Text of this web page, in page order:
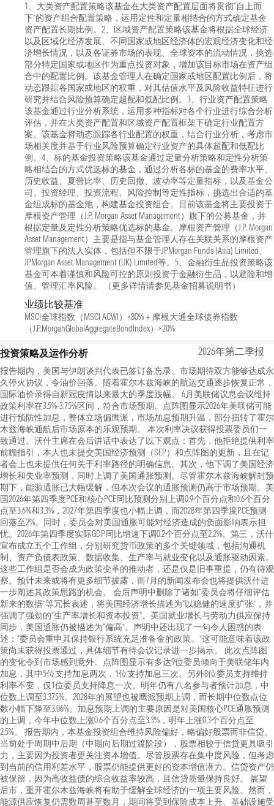
1、大类资产配置策略该基金在大类资产配置层面将贯彻“自上而
下”的资产组合配置策略，运用定性和定量相结合的方式确定基金
资产配置长期比例。2、区域资产配置策略该基金将根据全球经济
以及区域化经济发展、不同国家或地区经济体的宏观经济变化和经
济增长情况，以及各证券市场的表现、全球资本的流动情况，挑选
部分特定国家或地区作为重点投资对象，增加该目标市场在资产组
合中的配置比例。该基金管理人在确定国家或地区配置比例后，将
动态跟踪各国家或地区的权重，对其估值水平及风险收益特征进行
研究并结合风险预算确定超配和低配比例。3、行业资产配置策略
该基金通过行业分析系统，运用多种指标对各个行业进行综合分析
评估，并在大类资产配置和区域资产配置框架下确定行业配置方
案。该基金将动态跟踪各行业配置的权重，结合行业分析，考虑市
场相关度并基于行业风险预算确定行业资产的具体超配和低配比
例。4、标的基金投资策略该基金通过定量分析策略和定性分析策
略相结合的方式优选标的基金，通过分析各标的基金的费率水平、
历史收益、夏普比率、历史回撤、波动率等定量指标，以及基金公
司、投资经理、投资流程、风险控制等定性指标，挑选出合适的基
金组成标的基金池，构建基金投资组合。目前该基金将主要投资于
摩根资产管理（J.P. Morgan Asset Management）旗下的公募基金，并
根据定量及定性分析策略优选标的基金。摩根资产管理（J.P. Morgan
Asset Management）主要是指与基金管理人存在关联关系的摩根资产
管理旗下的法人实体，包括但不限于JPMorgan Funds (Asia) Limited、
JPMorgan Asset Management (UK) Limited等。5、金融衍生品投资策略该
基金可本着谨慎和风险可控的原则投资于金融衍生品，以避险和增
值、管理汇率风险。 （更多详情请参见基金招募说明书）
业绩比较基准
MSCI全球指数（MSCI ACWI）×80%＋摩根大通全球债券指数
（J.P.MorganGlobalAggregateBondIndex）×20%
投资策略及运作分析 2026年第二季报
报告期内，美国与伊朗谈判代表已签订备忘录。市场期待双方能够达成永
久停火协议，令油价回落。随着霍尔木兹海峡的航运交通逐步恢复正常，
国际油价录得自新冠疫情以来最大的季度跌幅。 6月美联储议息会议维持
政策利率在3.5%-3.75%区间，符合市场预期。点阵图显示2026年美联储可能
进行预防性加息，整体立场偏鹰派，市场加息预期升温，部分扭转了霍尔
木兹海峡通航后市场原本的乐观预期。 本次利率决议获得投票委员们一
致通过。沃什主席在会后讲话中表达了以下观点：首先，他拒绝提供利率
前瞻指引，本人也未提交美国经济预测（SEP）和点阵图的更新，且在记
者会上也未提供任何关于利率路径的明确信息。其次，他下调了美国经济
增长和失业率预测，同时上调了美国通胀预测。尽管霍尔木兹海峡解封预
期下，能源通胀已大幅缓解，但本次会议的通胀预测仍高于市场预期。美
国2026年第四季度PCE和核心PCE同比预测分别上调0.9个百分点和0.6个百分
点至3.6%和3.3%，2027年第四季度也小幅上调，而2028年第四季度PCE预测
回落至2%。同时，委员会对美国通胀可能对经济造成的负面影响表示担
忧。2026年第四季度实际GDP同比增速下调0.2个百分点至2.2%。第三，沃什
宣布成立五个工作组，分别研究货币政策的多个关键领域，包括沟通机
制、资产负债表政策、数据收集、生产率与就业变化以及通胀驱动因素。
这些工作组是否会成为政策变革的推动者，还是仅是旧事重提，仍有待观
察。预计未来或将有更多细节披露，而7月的新闻发布会也将提供沃什进
一步阐述其政策思路的机会。 会后声明中删除了诸如“委员会将仔细评估
新来的数据”等冗长表述，将美国经济增长描述为“以稳健的速度扩张”，并
强调了强劲的“生产率增长和资本投资”。美国就业增长与劳动力供应保持
同步，美国通胀仍被描述为“偏高”。声明中还出现了一句令人困惑的表
述：“委员会重申其保持银行系统充足准备金的政策。”这可能意味着该政
策尚未获得投票通过，具体细节有待会议记录进一步揭示。 此次点阵图
的变化令到市场感到意外。点阵图显示有多达9位委员倾向于美联储年内
加息，其中5位支持加息两次，1位支持加息三次。另外8位委员支持维持
利率不变，仅1位委员支持降息一次。明年仍有八名参与者预计加息，中
位数上调至3.375%。2028年的展望也被鹰派预期上调，而长期中位数点位
数小幅下降至3.06%。加息预期上调的主要原因是对美国核心PCE通胀预测
的上调，今年中位数上涨0.6个百分点至3.3%，明年上涨0.3个百分点至
2.5%。 报告期内，本基金投资组合维持风险偏好，略偏好股票而非信贷。
当前处于周期中后期（中期向后期过渡阶段），股票相较于信贷更具吸引
力，主要因为投资者更关注资本增值。尽管股票存在集中度风险，但考虑
到当前的信用利差水平，股票仍能提供更好的资本增值潜力。信贷资产仍
被保留，因为高收益债的综合收益率较高，且信贷质量保持良好。 展望
后市，重开霍尔木兹海峡将有助于缓解全球经济的一项主要风险。然而，
能源供应恢复仍需数周甚至数月，期间将受到保险成本上升、基础设施受